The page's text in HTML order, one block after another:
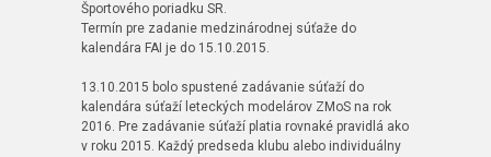
Športového poriadku SR.
Termín pre zadanie medzinárodnej súťaže do
kalendára FAI je do 15.10.2015.
13.10.2015 bolo spustené zadávanie súťaží do
kalendára súťaží leteckých modelárov ZMoS na rok
2016. Pre zadávanie súťaží platia rovnaké pravidlá ako
v roku 2015. Každý predseda klubu alebo individuálny